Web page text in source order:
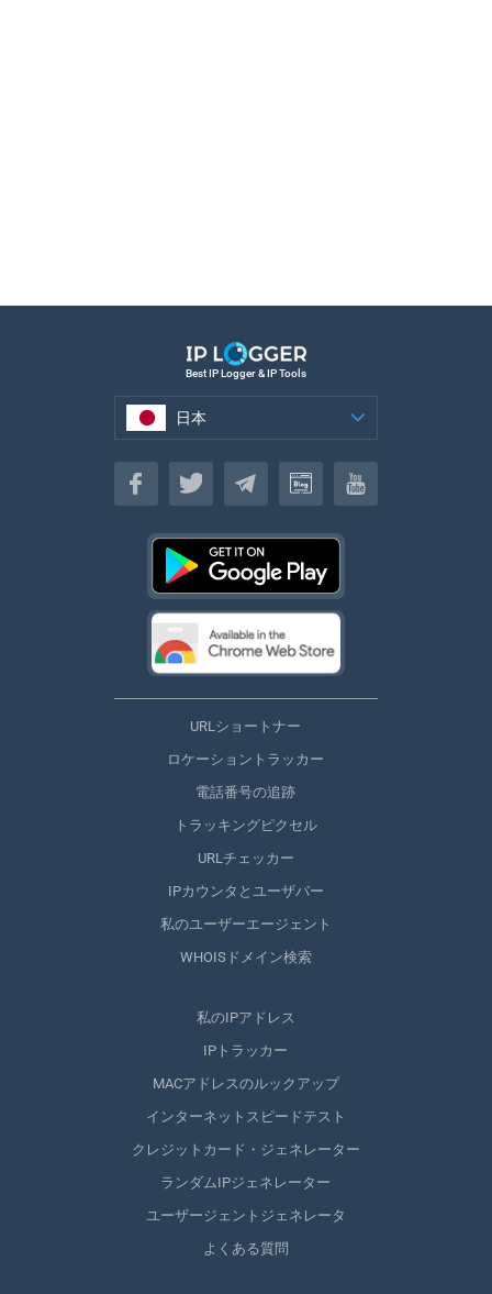
Best IP Logger & IP Tools
日本
日本
URLショートナー
ロケーショントラッカー
電話番号の追跡
トラッキングピクセル
URLチェッカー
IPカウンタとユーザバー
私のユーザーエージェント
WHOISドメイン検索
私のIPアドレス
IPトラッカー
MACアドレスのルックアップ
インターネットスピードテスト
クレジットカード・ジェネレーター
ランダムIPジェネレーター
ユーザージェントジェネレータ
よくある質問